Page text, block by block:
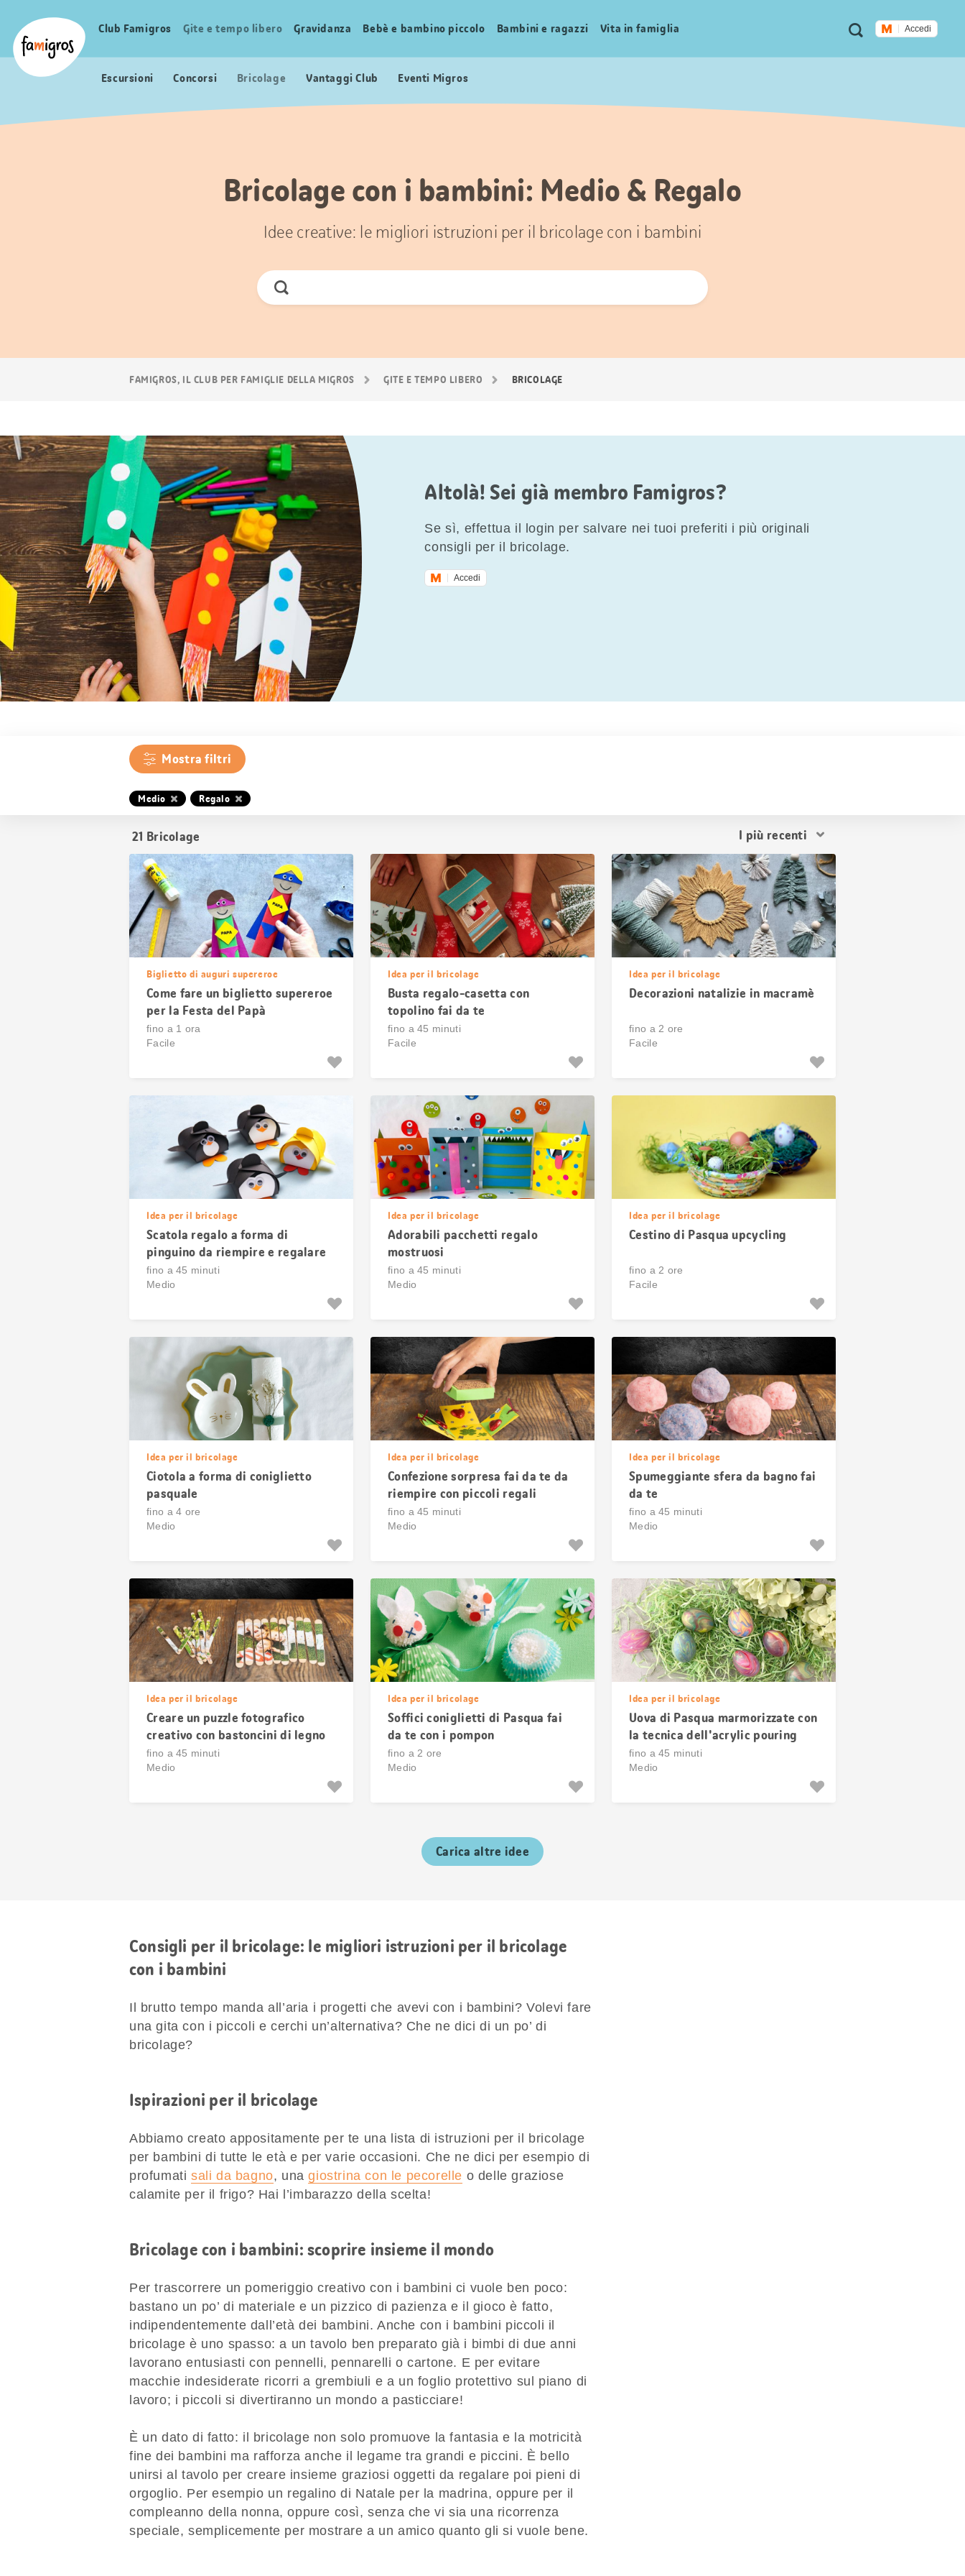
segnalibri
Logo
Metanavigazione
Ricerca Accedi
Navigazione
Club Famigros Gite e tempo libero Gravidanza Bebè e bambino piccolo Bambini e ragazzi Vita in famiglia
Escursioni Concorsi Bricolage Vantaggi Club Eventi Migros
Bricolage con i bambini: Medio & Regalo
Idee creative: le migliori istruzioni per il bricolage con i bambini
Cerca
FAMIGROS, IL CLUB PER FAMIGLIE DELLA MIGROS GITE E TEMPO LIBERO BRICOLAGE
Altolà! Sei già membro Famigros?
Se sì, effettua il login per salvare nei tuoi preferiti i più originali
consigli per il bricolage.
Accedi
Mostra filtri
Medio Regalo
21 Bricolage
Ordina
risultati
Biglietto di auguri supereroe
Come fare un biglietto supereroe
per la Festa del Papà
fino a 1 ora
Facile
Idea per il bricolage
Busta regalo-casetta con
topolino fai da te
fino a 45 minuti
Facile
Idea per il bricolage
Decorazioni natalizie in macramè
fino a 2 ore
Facile
Idea per il bricolage
Scatola regalo a forma di
pinguino da riempire e regalare
fino a 45 minuti
Medio
Idea per il bricolage
Adorabili pacchetti regalo
mostruosi
fino a 45 minuti
Medio
Idea per il bricolage
Cestino di Pasqua upcycling
fino a 2 ore
Facile
Idea per il bricolage
Ciotola a forma di coniglietto
pasquale
fino a 4 ore
Medio
Idea per il bricolage
Confezione sorpresa fai da te da
riempire con piccoli regali
fino a 45 minuti
Medio
Idea per il bricolage
Spumeggiante sfera da bagno fai
da te
fino a 45 minuti
Medio
Idea per il bricolage
Creare un puzzle fotografico
creativo con bastoncini di legno
fino a 45 minuti
Medio
Idea per il bricolage
Soffici coniglietti di Pasqua fai
da te con i pompon
fino a 2 ore
Medio
Idea per il bricolage
Uova di Pasqua marmorizzate con
la tecnica dell'acrylic pouring
fino a 45 minuti
Medio
Carica altre idee
Consigli per il bricolage: le migliori istruzioni per il bricolage
con i bambini
Il brutto tempo manda all’aria i progetti che avevi con i bambini? Volevi fare
una gita con i piccoli e cerchi un’alternativa? Che ne dici di un po’ di
bricolage?
Ispirazioni per il bricolage
Abbiamo creato appositamente per te una lista di istruzioni per il bricolage
per bambini di tutte le età e per varie occasioni. Che ne dici per esempio di
profumati sali da bagno, unagiostrina con le pecorelle o delle graziose
calamite per il frigo? Hai l’imbarazzo della scelta!
Bricolage con i bambini: scoprire insieme il mondo
Per trascorrere un pomeriggio creativo con i bambini ci vuole ben poco:
bastano un po’ di materiale e un pizzico di pazienza e il gioco è fatto,
indipendentemente dall’età dei bambini. Anche con i bambini piccoli il
bricolage è uno spasso: a un tavolo ben preparato già i bimbi di due anni
lavorano entusiasti con pennelli, pennarelli o cartone. E per evitare
macchie indesiderate ricorri a grembiuli e a un foglio protettivo sul piano di
lavoro; i piccoli si divertiranno un mondo a pasticciare!
È un dato di fatto: il bricolage non solo promuove la fantasia e la motricità
fine dei bambini ma rafforza anche il legame tra grandi e piccini. È bello
unirsi al tavolo per creare insieme graziosi oggetti da regalare poi pieni di
orgoglio. Per esempio un regalino di Natale per la madrina, oppure per il
compleanno della nonna, oppure così, senza che vi sia una ricorrenza
speciale, semplicemente per mostrare a un amico quanto gli si vuole bene.